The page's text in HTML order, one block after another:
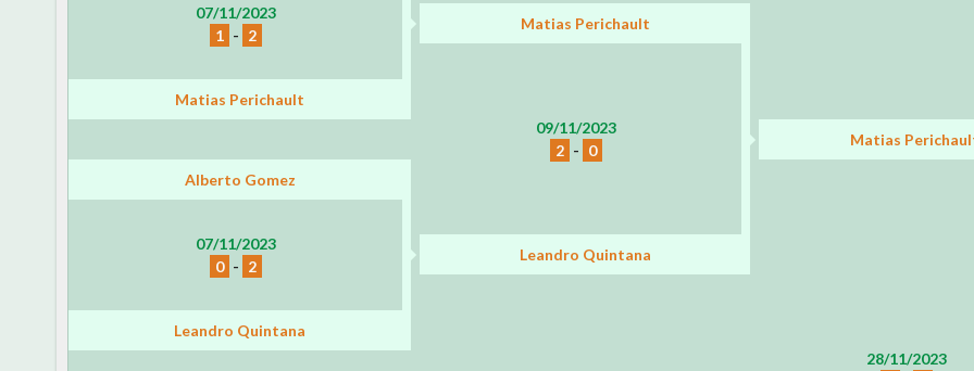
07/11/2023
1 - 2
Matias Perichault
09/11/2023
2 - 0
Matias Perichault
Matias
Alberto Gomez
28/11/2023
07/11/2023
0 - 2
Leandro Quintana
Leandro Quintana